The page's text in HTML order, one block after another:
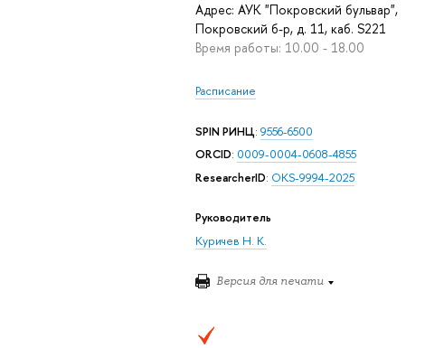
Адрес: АУК "Покровский бульвар",
Покровский б-р, д. 11, каб. S221
Время работы: 10.00 - 18.00
Расписание
SPIN РИНЦ: 9556-6500
ORCID: 0009-0004-0608-4855
ResearcherID: OKS-9994-2025
Руководитель
Куричев Н. К.
Версия для печати